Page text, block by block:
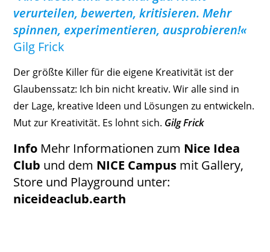
verurteilen, bewerten, kritisieren. Mehr
spinnen, experimentieren, ausprobieren!«
Gilg Frick
Der größte Killer für die eigene Kreativität ist der
Glaubenssatz: Ich bin nicht kreativ. Wir alle sind in
der Lage, kreative Ideen und Lösungen zu entwickeln.
Mut zur Kreativität. Es lohnt sich. Gilg Frick
Info Mehr Informationen zum Nice Idea
Club und dem NICE Campus mit Gallery,
Store und Playground unter:
niceideaclub.earth